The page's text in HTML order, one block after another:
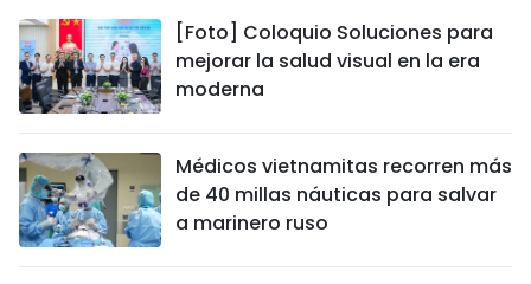
[Foto] Coloquio Soluciones para
mejorar la salud visual en la era
moderna
Médicos vietnamitas recorren más
de 40 millas náuticas para salvar
a marinero ruso